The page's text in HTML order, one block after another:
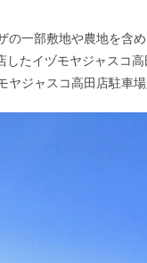
一部敷地や農地を含
たイヅモヤジャスコ
ジャスコ高田店駐車場